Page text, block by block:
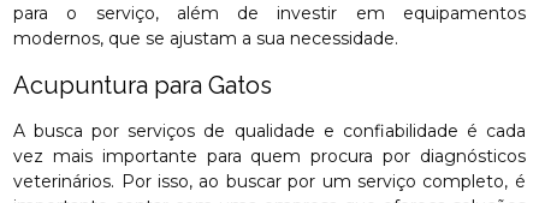
para o serviço, além de investir em equipamentos
modernos, que se ajustam a sua necessidade.
Acupuntura para Gatos
A busca por serviços de qualidade e confiabilidade é cada
vez mais importante para quem procura por diagnósticos
veterinários. Por isso, ao buscar por um serviço completo, é